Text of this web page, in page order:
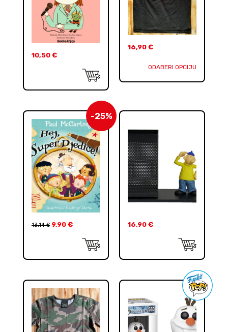
10,50 €
16,90 €
ODABERI OPCIJU
-25%
13,14€ 9,90 € 16,90 €